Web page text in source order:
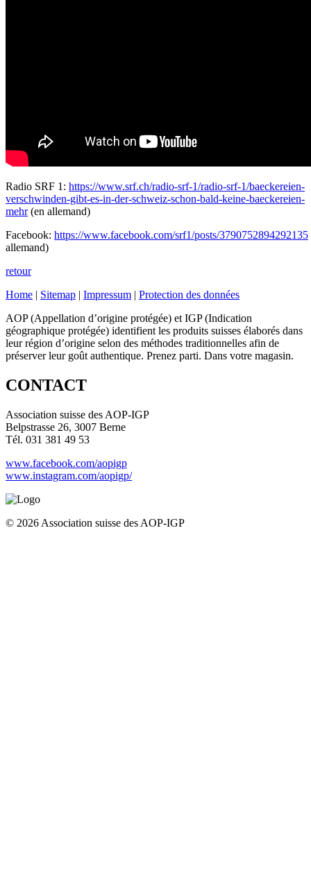
Radio SRF 1: https://www.srf.ch/radio-srf-1/radio-srf-1/baeckereien-
verschwinden-gibt-es-in-der-schweiz-schon-bald-keine-baeckereien-
mehr(en allemand)
Facebook: https://www.facebook.com/srf1/posts/3790752894292135
allemand)
retour
Home | Sitemap | Impressum | Protection des données
AOP (Appellation d’origine protégée) et IGP (Indication
géographique protégée) identifient les produits suisses élaborés dans
leur région d’origine selon des méthodes traditionnelles afin de
préserver leur goût authentique. Prenez parti. Dans votre magasin.
CONTACT
Association suisse des AOP-IGP
Belpstrasse 26, 3007 Berne
Tél. 031 381 49 53
www.facebook.com/aopigp
www.instagram.com/aopigp/
© 2026 Association suisse des AOP-IGP